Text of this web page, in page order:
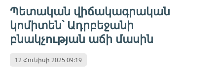
Պետական ​​վիճակագրական
կոմիտեն՝ Ադրբեջանի
բնակչության աճի մասին
12 Հունիսի 2025 09:19